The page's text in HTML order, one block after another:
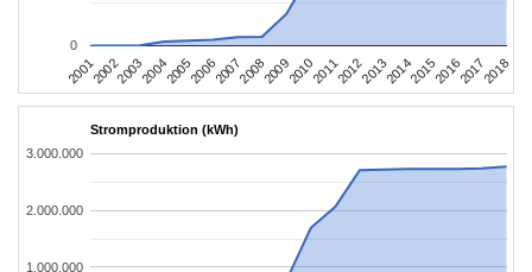
200120022003200420052006200720082009201020112012201320142015201620172018
0
Stromproduktion (kWh)
1.000.000
2.000.000
3.000.000